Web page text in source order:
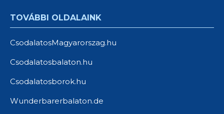
TOVÁBBI OLDALAINK
CsodalatosMagyarorszag.hu
Csodalatosbalaton.hu
Csodalatosborok.hu
Wunderbarerbalaton.de